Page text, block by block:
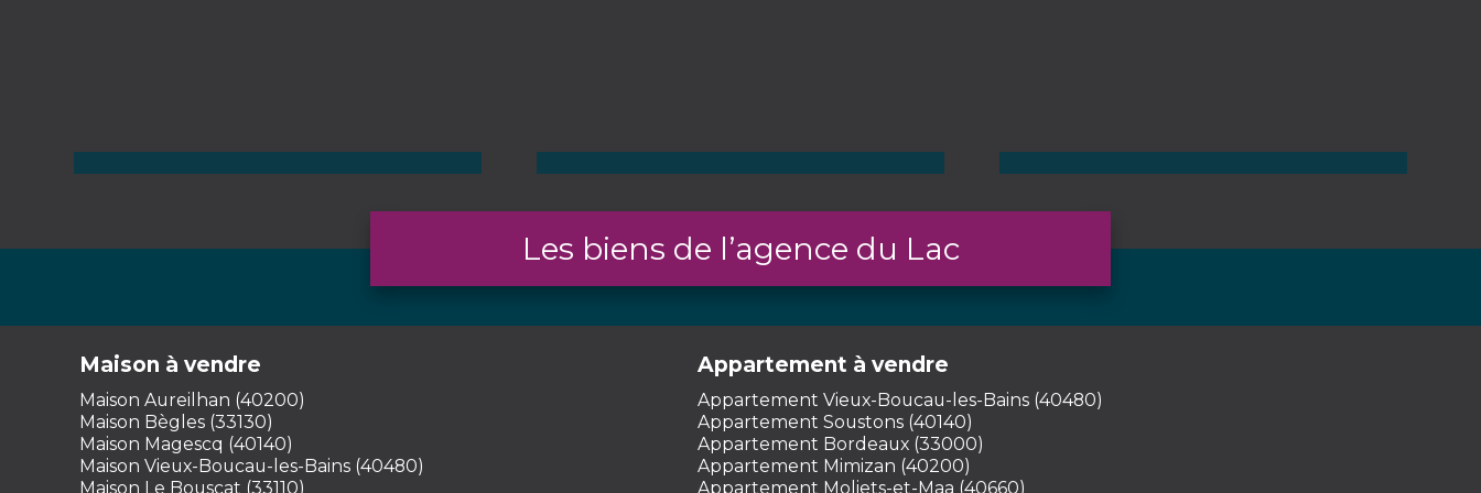
Bains
3 pièces - 56,64 m² - 2 chambres
274 000 €
3 pièces - 75 m² - 2 chambres
680 000
Les biens de l’agence du Lac
Maison à vendre
Maison Aureilhan (40200)
Maison Bègles (33130)
Maison Magescq (40140)
Maison Vieux-Boucau-les-Bains (40480)
Maison Le Bouscat (33110)
Appartement à vendre
Appartement Vieux-Boucau-les-Bains (40480)
Appartement Soustons (40140)
Appartement Bordeaux (33000)
Appartement Mimizan (40200)
Appartement Moliets-et-Maa (40660)